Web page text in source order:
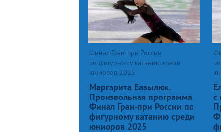
Финал Гран-при России
по фигурному катанию среди
юниоров 2025
Маргарита Базылюк.
Произвольная программа.
Финал Гран-при России по
фигурному катанию среди
юниоров 2025
с